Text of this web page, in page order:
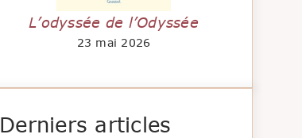
L’odyssée de l’Odyssée
23 mai 2026
Derniers articles